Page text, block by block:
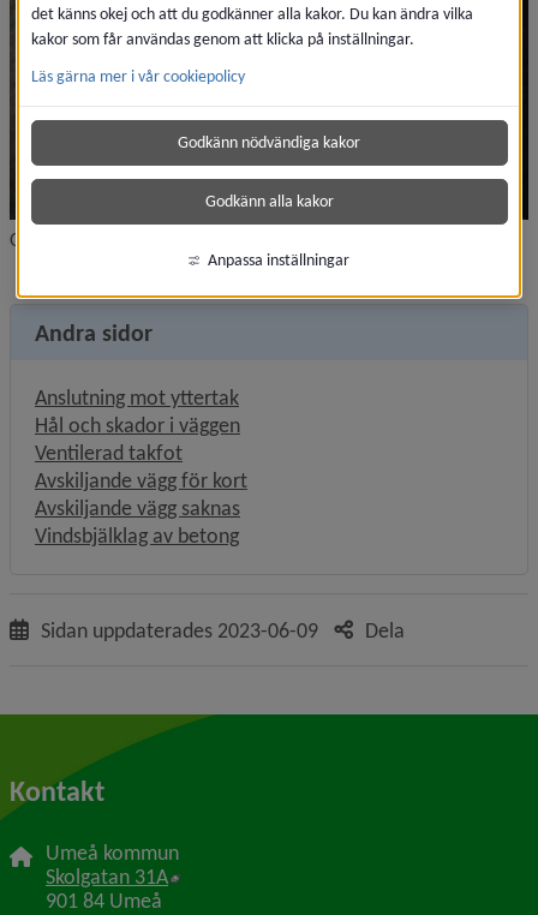
Otät genomföring i vindsbjälklaget.
Andra sidor
Anslutning mot yttertak
Hål och skador i väggen
Ventilerad takfot
Avskiljande vägg för kort
Avskiljande vägg saknas
Vindsbjälklag av betong
Sidan uppdaterades 2023-06-09 Dela
Kontakt
Umeå kommun
Skolgatan 31A Länk till annan webbplats, öppnas i nytt
901 84 Umeå
det känns okej och att du godkänner alla kakor. Du kan ändra vilka
kakor som får användas genom att klicka på inställningar.
Läs gärna mer i vår cookiepolicy
Godkänn nödvändiga kakor
Godkänn alla kakor
Anpassa inställningar